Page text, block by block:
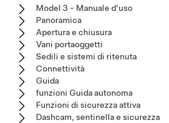
Model 3 - Manuale d'uso
Panoramica
Apertura e chiusura
Vani portaoggetti
Sedili e sistemi di ritenuta
Connettività
Guida
funzioni Guida autonoma
Funzioni di sicurezza attiva
Dashcam, sentinella e sicurezza